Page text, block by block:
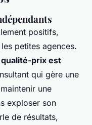
positifs,
petites agences.
prix est
qui gère une
une
exploser son
de résultats,